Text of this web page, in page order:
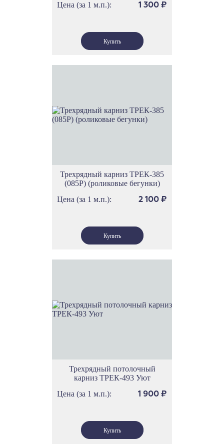
Цена (за 1 м.п.):
1 300 ₽
Трехрядный карниз ТРЕК-385
(085Р) (роликовые бегунки)
Цена (за 1 м.п.):
2 100 ₽
Трехрядный потолочный
карниз ТРЕК-493 Уют
Цена (за 1 м.п.):
1 900 ₽